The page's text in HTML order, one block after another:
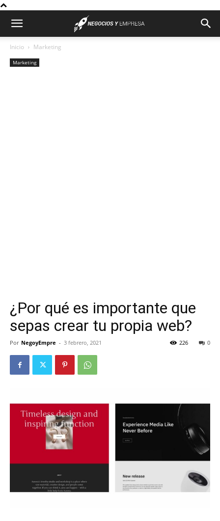
Inicio Marketing
Marketing
¿Por qué es importante que
sepas crear tu propia web?
Por NegoyEmpre - 3 febrero, 2021 0
226